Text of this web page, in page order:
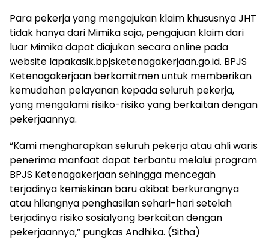
Para pekerja yang mengajukan klaim khususnya JHT
tidak hanya dari Mimika saja, pengajuan klaim dari
luar Mimika dapat diajukan secara online pada
website lapakasik.bpjsketenagakerjaan.go.id. BPJS
Ketenagakerjaan berkomitmen untuk memberikan
kemudahan pelayanan kepada seluruh pekerja,
yang mengalami risiko-risiko yang berkaitan dengan
pekerjaannya.
“Kami mengharapkan seluruh pekerja atau ahli waris
penerima manfaat dapat terbantu melalui program
BPJS Ketenagakerjaan sehingga mencegah
terjadinya kemiskinan baru akibat berkurangnya
atau hilangnya penghasilan sehari-hari setelah
terjadinya risiko sosialyang berkaitan dengan
pekerjaannya,” pungkas Andhika. (Sitha)